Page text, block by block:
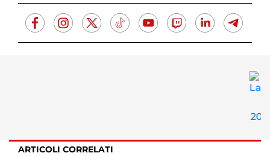
ARTICOLI CORRELATI